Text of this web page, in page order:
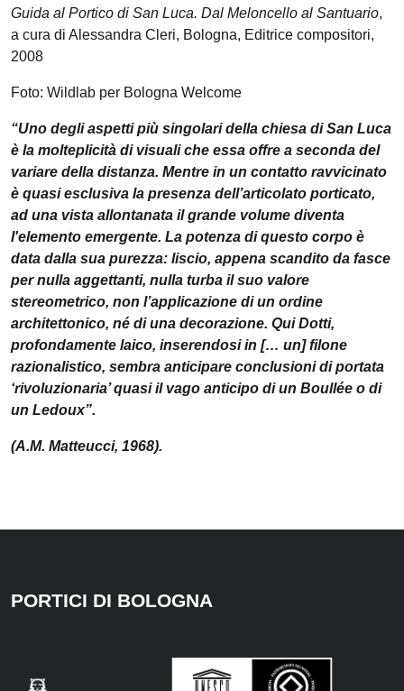
Guida al Portico di San Luca. Dal Meloncello al Santuario,
a cura di Alessandra Cleri, Bologna, Editrice compositori,
2008
Foto: Wildlab per Bologna Welcome
“Uno degli aspetti più singolari della chiesa di San Luca
è la molteplicità di visuali che essa offre a seconda del
variare della distanza. Mentre in un contatto ravvicinato
è quasi esclusiva la presenza dell’articolato porticato,
ad una vista allontanata il grande volume diventa
l'elemento emergente. La potenza di questo corpo è
data dalla sua purezza: liscio, appena scandito da fasce
per nulla aggettanti, nulla turba il suo valore
stereometrico, non l’applicazione di un ordine
architettonico, né di una decorazione. Qui Dotti,
profondamente laico, inserendosi in [… un] filone
razionalistico, sembra anticipare conclusioni di portata
‘rivoluzionaria’ quasi il vago anticipo di un Boullée o di
un Ledoux”.
(A.M. Matteucci, 1968).
PORTICI DI BOLOGNA